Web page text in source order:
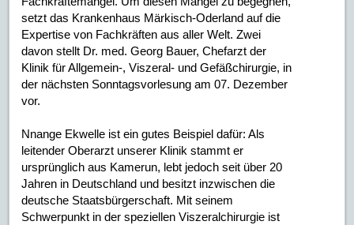
setzt das Krankenhaus Märkisch-Oderland auf die
Expertise von Fachkräften aus aller Welt. Zwei
davon stellt Dr. med. Georg Bauer, Chefarzt der
Klinik für Allgemein-, Viszeral- und Gefäßchirurgie, in
der nächsten Sonntagsvorlesung am 07. Dezember
vor.
Nnange Ekwelle ist ein gutes Beispiel dafür: Als
leitender Oberarzt unserer Klinik stammt er
ursprünglich aus Kamerun, lebt jedoch seit über 20
Jahren in Deutschland und besitzt inzwischen die
deutsche Staatsbürgerschaft. Mit seinem
Schwerpunkt in der speziellen Viszeralchirurgie ist